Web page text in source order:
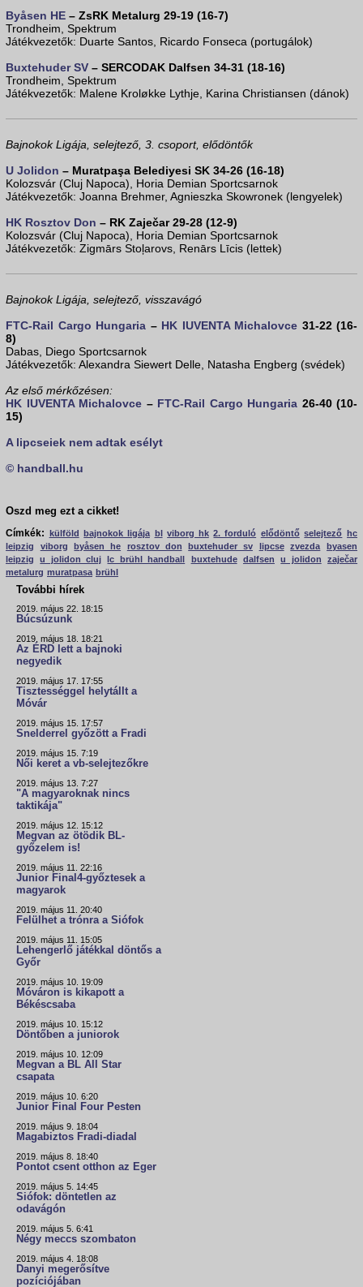
Byåsen HE – ZsRK Metalurg 29-19 (16-7)
Trondheim, Spektrum
Játékvezetők: Duarte Santos, Ricardo Fonseca (portugálok)
Buxtehuder SV – SERCODAK Dalfsen 34-31 (18-16)
Trondheim, Spektrum
Játékvezetők: Malene Kroløkke Lythje, Karina Christiansen (dánok)
Bajnokok Ligája, selejtező, 3. csoport, elődöntők
U Jolidon – Muratpaşa Belediyesi SK 34-26 (16-18)
Kolozsvár (Cluj Napoca), Horia Demian Sportcsarnok
Játékvezetők: Joanna Brehmer, Agnieszka Skowronek (lengyelek)
HK Rosztov Don – RK Zaječar 29-28 (12-9)
Kolozsvár (Cluj Napoca), Horia Demian Sportcsarnok
Játékvezetők: Zigmārs Stoļarovs, Renārs Līcis (lettek)
Bajnokok Ligája, selejtező, visszavágó
FTC-Rail Cargo Hungaria – HK IUVENTA Michalovce 31-22 (16-
8)
Dabas, Diego Sportcsarnok
Játékvezetők: Alexandra Siewert Delle, Natasha Engberg (svédek)
Az első mérkőzésen:
HK IUVENTA Michalovce – FTC-Rail Cargo Hungaria 26-40 (10-
15)
A lipcseiek nem adtak esélyt
© handball.hu
Oszd meg ezt a cikket!
Címkék: külföld bajnokok ligája bl viborg hk 2. forduló elődöntő selejtező hc
leipzig
viborg byåsen he rosztov don buxtehuder sv lipcse zvezda
byasen
leipzig
u jolidon cluj lc brühl handball buxtehude dalfsen u jolidon
zaječar
metalurg muratpasa brühl
További hírek
2019. május 22. 18:15
Búcsúzunk
2019. május 18. 18:21
Az ÉRD lett a bajnoki
negyedik
2019. május 17. 17:55
Tisztességgel helytállt a
Móvár
2019. május 15. 17:57
Snelderrel győzött a Fradi
2019. május 15. 7:19
Női keret a vb-selejtezőkre
2019. május 13. 7:27
"A magyaroknak nincs
taktikája"
2019. május 12. 15:12
Megvan az ötödik BL-
győzelem is!
2019. május 11. 22:16
Junior Final4-győztesek a
magyarok
2019. május 11. 20:40
Felülhet a trónra a Siófok
2019. május 11. 15:05
Lehengerlő játékkal döntős a
Győr
2019. május 10. 19:09
Móváron is kikapott a
Békéscsaba
2019. május 10. 15:12
Döntőben a juniorok
2019. május 10. 12:09
Megvan a BL All Star
csapata
2019. május 10. 6:20
Junior Final Four Pesten
2019. május 9. 18:04
Magabiztos Fradi-diadal
2019. május 8. 18:40
Pontot csent otthon az Eger
2019. május 5. 14:45
Siófok: döntetlen az
odavágón
2019. május 5. 6:41
Négy meccs szombaton
2019. május 4. 18:08
Danyi megerősítve
pozíciójában